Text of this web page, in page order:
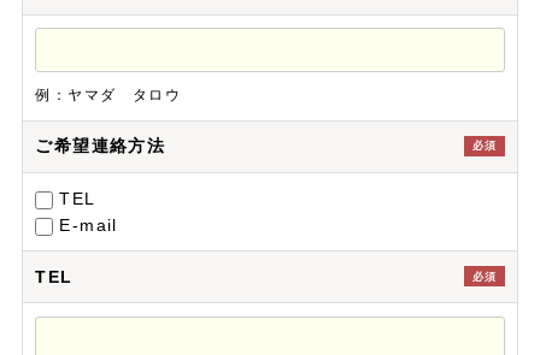
例：ヤマダ タロウ
ご希望連絡方法 必須
TEL
E-mail
TEL 必須